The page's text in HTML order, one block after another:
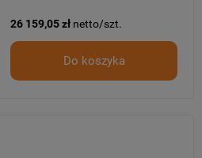
26 159,05 zł netto/szt.
Do koszyka